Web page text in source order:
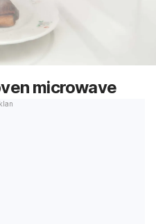
microwave